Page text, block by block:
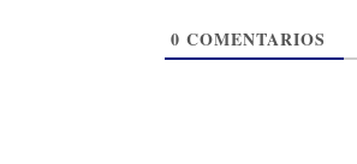
0 COMENTARIOS